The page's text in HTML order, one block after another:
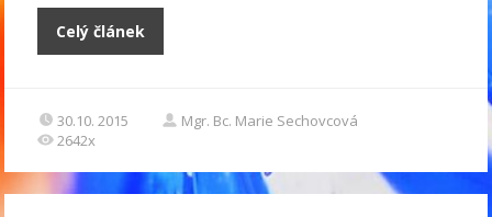
Celý článek
30.10. 2015
Mgr. Bc. Marie Sechovcová
2642x